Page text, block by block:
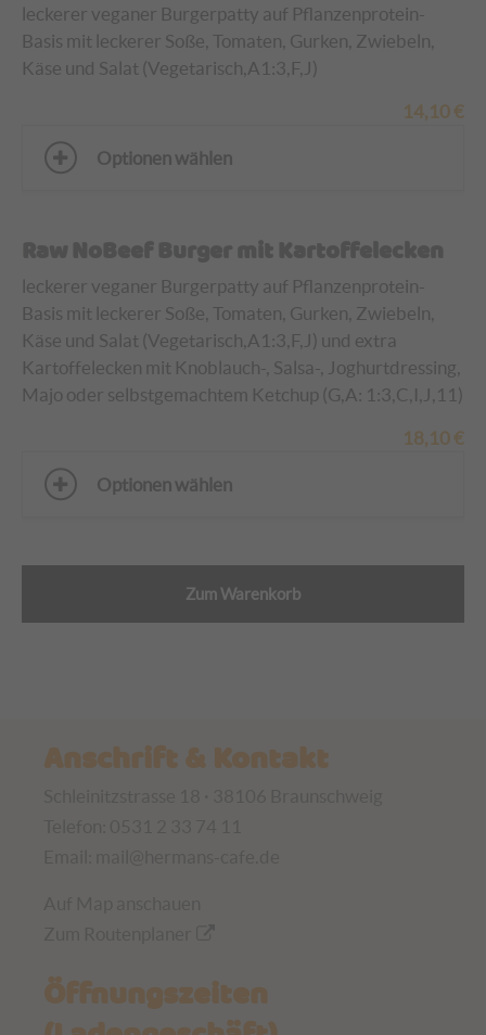
leckerer veganer Burgerpatty auf Pflanzenprotein-
Basis mit leckerer Soße, Tomaten, Gurken, Zwiebeln,
Käse und Salat (Vegetarisch,A1:3,F,J)
14,10 €
Optionen wählen
Raw NoBeef Burger mit Kartoffelecken
leckerer veganer Burgerpatty auf Pflanzenprotein-
Basis mit leckerer Soße, Tomaten, Gurken, Zwiebeln,
Käse und Salat (Vegetarisch,A1:3,F,J) und extra
Kartoffelecken mit Knoblauch-, Salsa-, Joghurtdressing,
Majo oder selbstgemachtem Ketchup (G,A: 1:3,C,I,J,11)
18,10 €
Optionen wählen
Zum Warenkorb
Anschrift & Kontakt
Öffnungszeiten